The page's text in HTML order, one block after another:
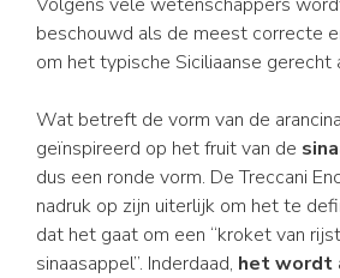
beschouwd als de meest correcte
om het typische Siciliaanse gerecht
Wat betreft de vorm van de
geïnspireerd op het fruit van de
dus een ronde vorm. De Treccani
nadruk op zijn uiterlijk om het te
dat het gaat om een “kroket van
sinaasappel”. Inderdaad, het wordt